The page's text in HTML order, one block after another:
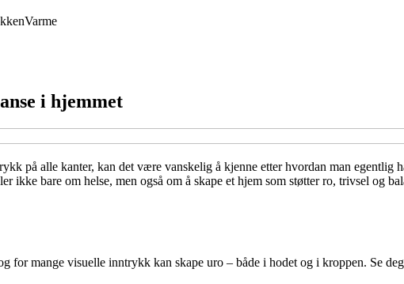
Varme
i hjemmet
på alle kanter, kan det være vanskelig å kjenne etter hvordan man egentlig
ikke bare om helse, men også om å skape et hjem som støtter ro, trivsel og
for mange visuelle inntrykk kan skape uro – både i hodet og i kroppen. Se